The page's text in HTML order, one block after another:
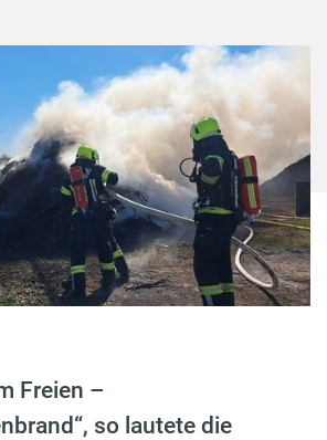
Freien –
so lautete die